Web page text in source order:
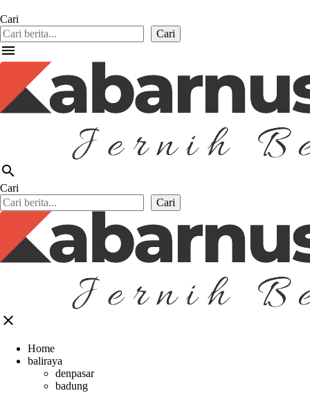
Cari
Cari
menu
search
Cari
Cari
close
Home
baliraya
denpasar
badung